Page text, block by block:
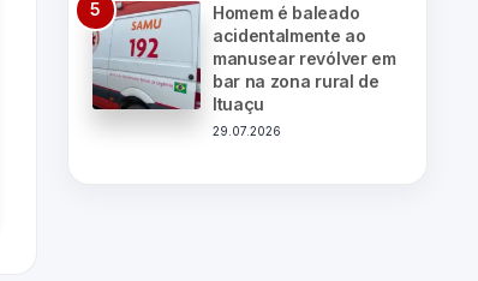
Homem é baleado
acidentalmente ao
manusear revólver em
bar na zona rural de
Ituaçu
29.07.2026